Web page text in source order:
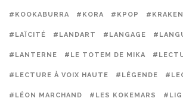
#KOOKABURRA #KORA #KPOP #KRAKEN
#LAÏCITÉ #LANDART #LANGAGE
#LANTERNE #LE TOTEM DE MIKA
#LECTURE À VOIX HAUTE #LÉGENDE
#LÉON MARCHAND #LES KOKEMARS